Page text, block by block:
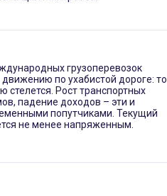
грузоперевозок
по ухабистой дороге: то
стелется. Рост транспортных
падение доходов – эти и
попутчиками. Текущий
не менее напряженным.